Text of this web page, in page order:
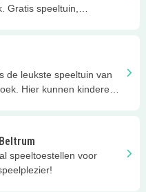
Gratis speeltuin,
de leukste speeltuin van
Hier kunnen kinderen
speeltoestellen voor